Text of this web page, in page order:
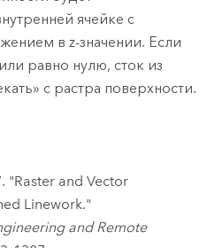
ячейке с
в z-значении. Если
равно нулю, сток из
с растра поверхности.
"Raster and Vector
Linework."
and Remote